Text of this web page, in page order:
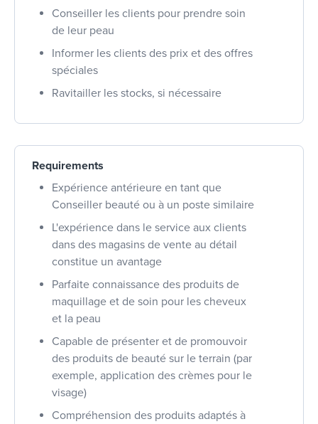
Conseiller les clients pour prendre soin
de leur peau
Informer les clients des prix et des offres
spéciales
Ravitailler les stocks, si nécessaire
Requirements
Expérience antérieure en tant que
Conseiller beauté ou à un poste similaire
L'expérience dans le service aux clients
dans des magasins de vente au détail
constitue un avantage
Parfaite connaissance des produits de
maquillage et de soin pour les cheveux
et la peau
Capable de présenter et de promouvoir
des produits de beauté sur le terrain (par
exemple, application des crèmes pour le
visage)
Compréhension des produits adaptés à